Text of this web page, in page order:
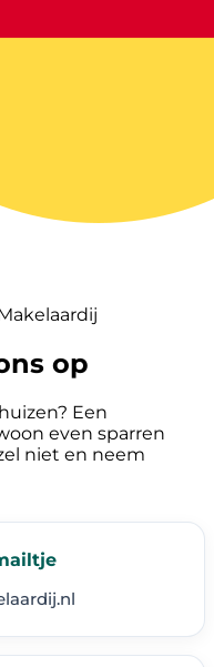
op
Een
even sparren
niet en neem